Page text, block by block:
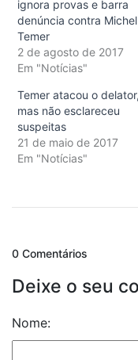
ignora provas e barra
denúncia contra Michel
Temer
2 de agosto de 2017
Em "Notícias"
Temer atacou o delator,
mas não esclareceu
suspeitas
21 de maio de 2017
Em "Notícias"
0 Comentários
Deixe o seu
Nome: